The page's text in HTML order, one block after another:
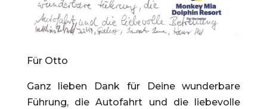
Für Otto
Ganz lieben Dank für Deine wunderbare
Führung, die Autofahrt und die liebevolle